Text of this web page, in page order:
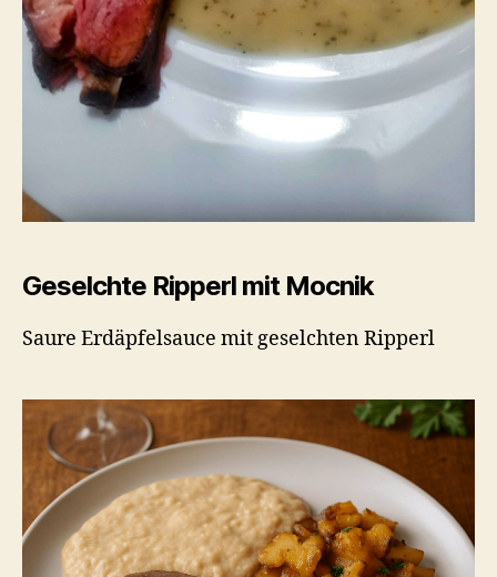
Geselchte Ripperl mit Mocnik
Saure Erdäpfelsauce mit geselchten Ripperl